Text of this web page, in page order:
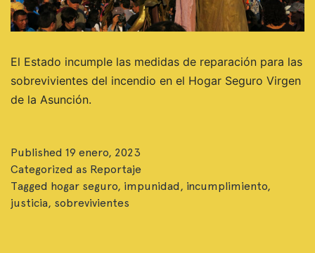
El Estado incumple las medidas de reparación para las
sobrevivientes del incendio en el Hogar Seguro Virgen
de la Asunción.
Published 19 enero, 2023
Categorized as Reportaje
Tagged hogar seguro, impunidad, incumplimiento,
justicia, sobrevivientes